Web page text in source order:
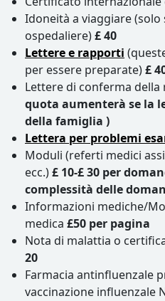
Idoneità a viaggiare
ospedaliere)£ 40
Lettere e rapporti
per essere preparate)£
Lettere di conferma
quota aumenterà se la
della famiglia )
Lettera per problemi
Moduli (referti medici
ecc.)£ 10-£ 30 per
complessità delle
Informazioni mediche/
medica £50 per pagina
Nota di malattia o
20
Farmacia antinfluenzale
vaccinazione influenzale